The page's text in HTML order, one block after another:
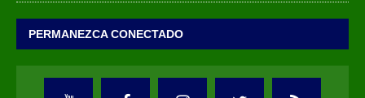
PERMANEZCA CONECTADO